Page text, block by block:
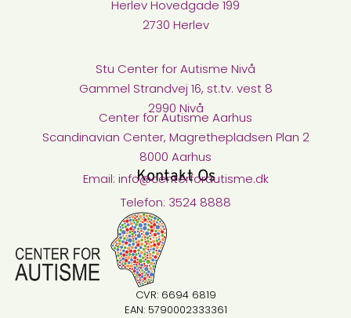
CVR: 6694 6819
EAN: 5790002333361
Herlev Hovedgade 199
2730 Herlev
Stu Center for Autisme Nivå​
Gammel Strandvej 16, st.tv. vest 8
2990 Nivå
Center for Autisme Aarhus
Scandinavian Center, Magrethepladsen Plan 2
8000 Aarhus
Kontakt Os
Email: info@centerforautisme.dk
Telefon: 3524 8888